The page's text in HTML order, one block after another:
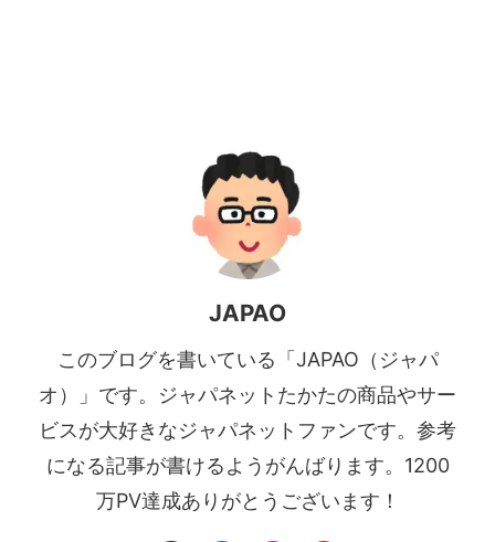
JAPAO
このブログを書いている「JAPAO（ジャパ
オ）」です。ジャパネットたかたの商品やサー
ビスが大好きなジャパネットファンです。参考
になる記事が書けるようがんばります。1200
万PV達成ありがとうございます！